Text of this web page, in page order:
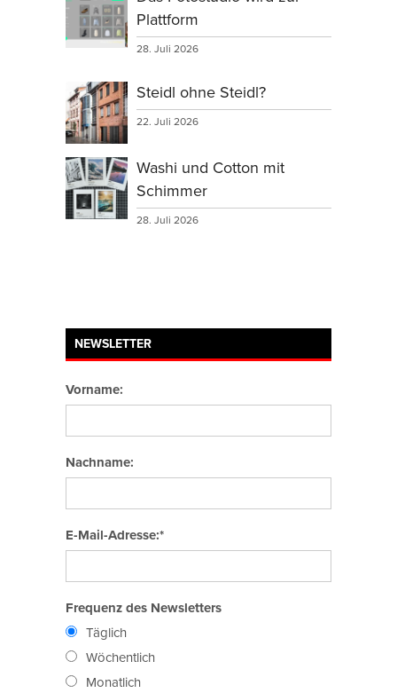
Plattform
28. Juli 2026
Steidl ohne Steidl?
22. Juli 2026
Washi und Cotton mit
Schimmer
28. Juli 2026
NEWSLETTER
Vorname:
Nachname:
E-Mail-Adresse:*
Frequenz des Newsletters
Täglich
Wöchentlich
Monatlich